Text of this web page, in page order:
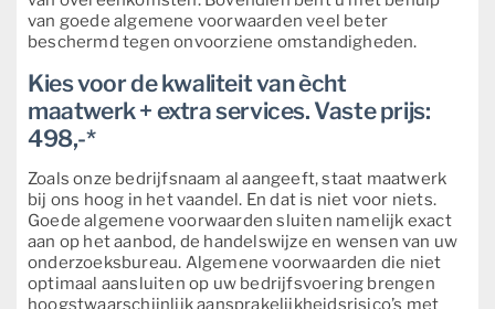
van goede algemene voorwaarden veel beter
beschermd tegen onvoorziene omstandigheden.
Kies voor de kwaliteit van ècht
maatwerk + extra services. Vaste prijs:
498,-*
Zoals onze bedrijfsnaam al aangeeft, staat maatwerk
bij ons hoog in het vaandel. En dat is niet voor niets.
Goede algemene voorwaarden sluiten namelijk exact
aan op het aanbod, de handelswijze en wensen van uw
onderzoeksbureau. Algemene voorwaarden die niet
optimaal aansluiten op uw bedrijfsvoering brengen